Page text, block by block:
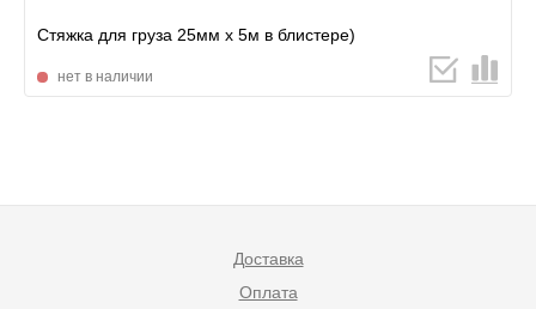
Стяжка для груза 25мм х 5м в блистере)
нет в наличии
Доставка
Оплата